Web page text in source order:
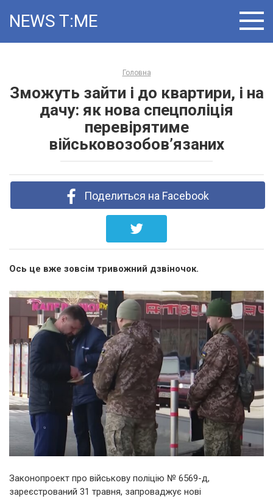
NEWS T:ME
Головна
Зможуть зайти і до квартири, і на
дачу: як нова спецполіція
перевірятиме
військовозобов’язаних
Поделиться на Facebook
Ось це вже зовсім тривожний дзвіночок.
Законопроект про військову поліцію № 6569-д,
зареєстрований 31 травня, запроваджує нові